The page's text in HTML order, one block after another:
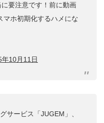
要注意です！前に動画
マホ初期化するハメにな
年10月11日
サービス「JUGEM」、